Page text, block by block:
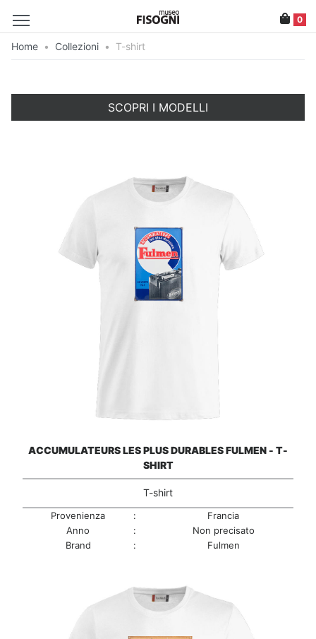
0
Home • Collezioni • T-shirt
SCOPRI I MODELLI
ACCUMULATEURS LES PLUS DURABLES FULMEN - T-
SHIRT
T-shirt
Provenienza :
Francia
Anno
:
Non precisato
Brand
: Fulmen